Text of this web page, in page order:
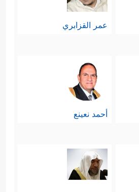
عمر القزابري
أحمد نعينع